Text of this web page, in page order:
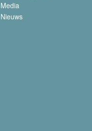
Media
Nieuws